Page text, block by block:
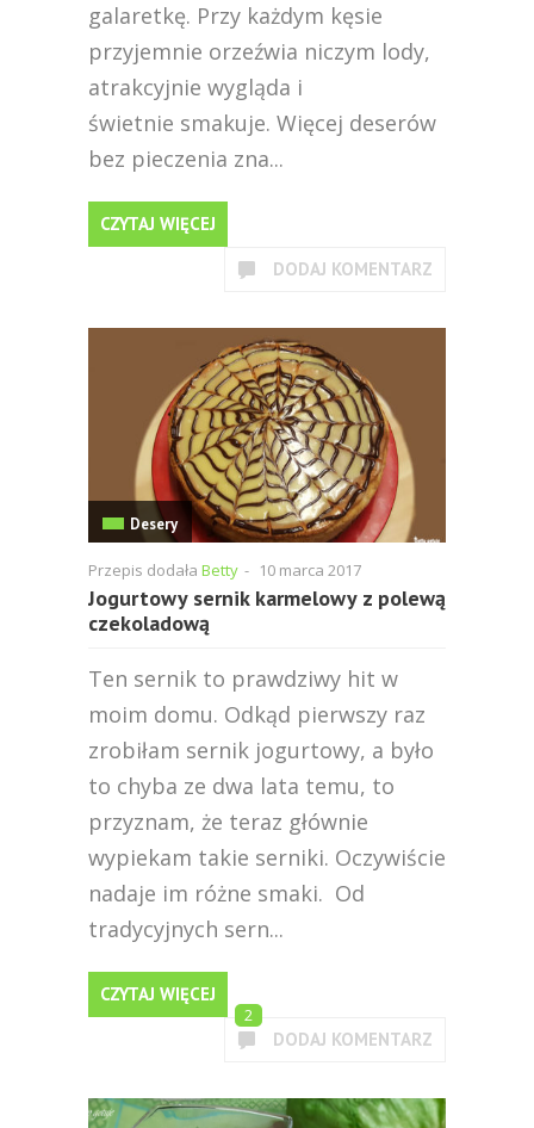
galaretkę. Przy każdym kęsie
przyjemnie orzeźwia niczym lody,
atrakcyjnie wygląda i
świetnie smakuje. Więcej deserów
bez pieczenia zna...
CZYTAJ WIĘCEJ
DODAJ KOMENTARZ
Desery
Przepis dodała Betty - 10 marca 2017
Jogurtowy sernik karmelowy z polewą
czekoladową
Ten sernik to prawdziwy hit w
moim domu. Odkąd pierwszy raz
zrobiłam sernik jogurtowy, a było
to chyba ze dwa lata temu, to
przyznam, że teraz głównie
wypiekam takie serniki. Oczywiście
nadaje im różne smaki. Od
tradycyjnych sern...
CZYTAJ WIĘCEJ
2
DODAJ KOMENTARZ